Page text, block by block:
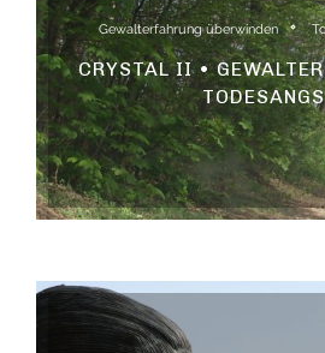
Gewalterfahrung überwinden
CRYSTAL II •